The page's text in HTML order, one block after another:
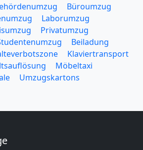
Büroumzug
Laborumzug
Privatumzug
Beiladung
Klaviertransport
Möbeltaxi
Umzugskartons